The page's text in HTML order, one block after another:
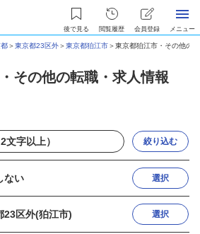
後で見る 閲覧履歴 会員登録 メニュー
＞東京都23区外＞東京都狛江市＞東京都狛江市・その他の
その他の転職・求人情報
絞り込む
ない 選択
23区外(狛江市) 選択